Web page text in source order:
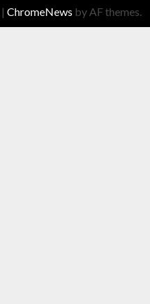
| ChromeNews by AF themes.